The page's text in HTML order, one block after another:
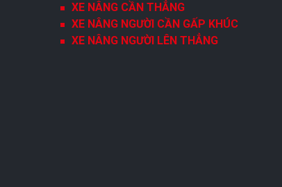
XE NÂNG CẦN THẲNG
XE NÂNG NGƯỜI CẦN GẤP KHÚC
XE NÂNG NGƯỜI LÊN THẲNG